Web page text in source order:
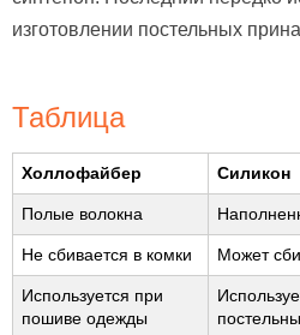
изготовлении постельных
Таблица
Холлофайбер Силикон
Полые волокна
Не сбивается в комки Может
Используется при
пошиве одежды